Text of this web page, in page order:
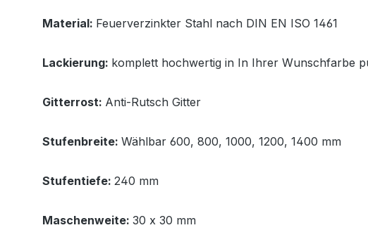
Material: Feuerverzinkter Stahl nach DIN EN ISO 1461
Lackierung: komplett hochwertig in In Ihrer Wunschfarbe
Gitterrost: Anti-Rutsch Gitter
Stufenbreite: Wählbar 600, 800, 1000, 1200, 1400 mm
Stufentiefe: 240 mm
Maschenweite: 30 x 30 mm